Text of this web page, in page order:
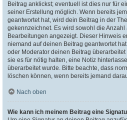
Beitrag anklickst; eventuell ist dies nur für
seiner Erstellung möglich. Wenn bereits
geantwortet hat, wird dein Beitrag in der
gekennzeichnet. Es wird sowohl die
Bearbeitungen angezeigt. Dieser Hinweis
niemand auf deinen Beitrag geantwortet
oder Moderator deinen Beitrag
sie es für nötig halten, eine Notiz
überarbeitet wurde. Bitte beachte, dass
löschen können, wenn bereits jemand
Nach oben
Wie kann ich meinem Beitrag eine